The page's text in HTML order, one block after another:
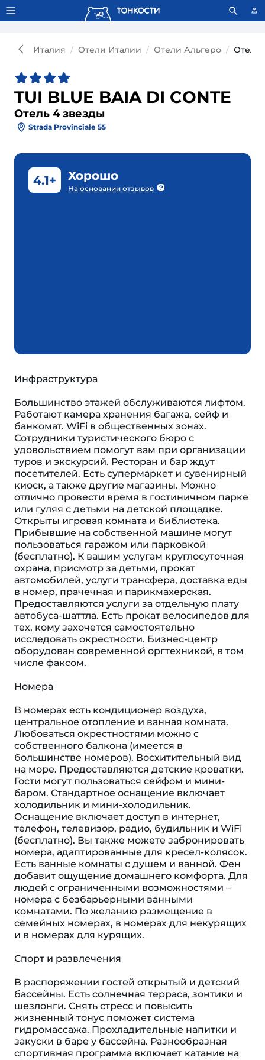
Тонкости используют сookie-файлы. Что это значит?
Италия Отели Италии Отели Альгеро Отель
TUI BLUE BAIA DI CONTE
Отель 4 звезды
Strada Provinciale 55
4.1+ Хорошо
На основании отзывов
Инфраструктура
Большинство этажей обслуживаются лифтом.
Работают камера хранения багажа, сейф и
банкомат. WiFi в общественных зонах.
Сотрудники туристического бюро с
удовольствием помогут вам при организации
туров и экскурсий. Ресторан и бар ждут
посетителей. Есть супермаркет и сувенирный
киоск, а также другие магазины. Можно
отлично провести время в гостиничном парке
или гуляя с детьми на детской площадке.
Открыты игровая комната и библиотека.
Прибывшие на собственной машине могут
пользоваться гаражом или парковкой
(бесплатно). К вашим услугам круглосуточная
охрана, присмотр за детьми, прокат
автомобилей, услуги трансфера, доставка еды
в номер, прачечная и парикмахерская.
Предоставляются услуги за отдельную плату
автобуса-шаттла. Есть прокат велосипедов для
тех, кому захочется самостоятельно
исследовать окрестности. Бизнес-центр
оборудован современной оргтехникой, в том
числе факсом.
Номера
В номерах есть кондиционер воздуха,
центральное отопление и ванная комната.
Любоваться окрестностями можно с
собственного балкона (имеется в
большинстве номеров). Восхитительный вид
на море. Предоставляются детские кроватки.
Гости могут пользоваться сейфом и мини-
баром. Стандартное оснащение включает
холодильник и мини-холодильник.
Оснащение включает доступ в интернет,
телефон, телевизор, радио, будильник и WiFi
(бесплатно). Вы также можете забронировать
номера, адаптированные для кресел-колясок.
Есть ванные комнаты с душем и ванной. Фен
добавит ощущение домашнего комфорта. Для
людей с ограниченными возможностями –
номера с безбарьерными ванными
комнатами. По желанию размещение в
семейных номерах, в номерах для некурящих
и в номерах для курящих.
Спорт и развлечения
В распоряжении гостей открытый и детский
бассейны. Есть солнечная терраса, зонтики и
шезлонги. Снять стресс и повысить
жизненный тонус поможет система
гидромассажа. Прохладительные напитки и
закуски в баре у бассейна. Разнообразная
спортивная программа включает катание на